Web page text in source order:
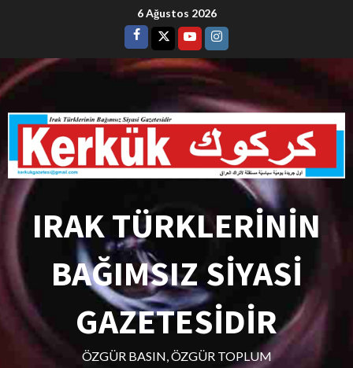
6 Ağustos 2026
IRAK TÜRKLERİNİN
BAĞIMSIZ SİYASİ
GAZETESİDİR
ÖZGÜR BASIN, ÖZGÜR TOPLUM